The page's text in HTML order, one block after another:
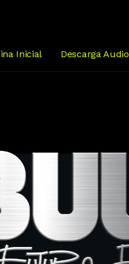
Inicial Descarga Audio